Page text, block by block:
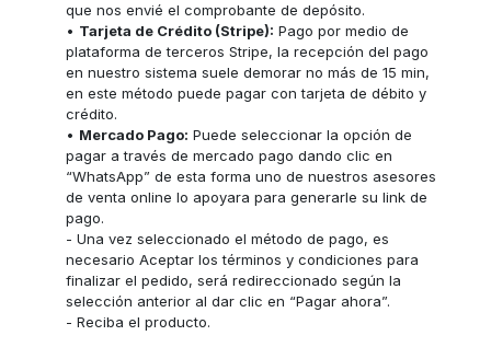
que nos envié el comprobante de depósito.
• Tarjeta de Crédito (Stripe): Pago por medio de
plataforma de terceros Stripe, la recepción del pago
en nuestro sistema suele demorar no más de 15 min,
en este método puede pagar con tarjeta de débito y
crédito.
• Mercado Pago: Puede seleccionar la opción de
pagar a través de mercado pago dando clic en
“WhatsApp” de esta forma uno de nuestros asesores
de venta online lo apoyara para generarle su link de
pago.
- Una vez seleccionado el método de pago, es
necesario Aceptar los términos y condiciones para
finalizar el pedido, será redireccionado según la
selección anterior al dar clic en “Pagar ahora”.
- Reciba el producto.